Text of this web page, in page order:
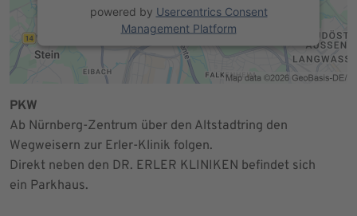
powered by Usercentrics Consent
Management Platform
PKW
Ab Nürnberg-Zentrum über den Altstadtring den
Wegweisern zur Erler-Klinik folgen.
Direkt neben den DR. ERLER KLINIKEN befindet sich
ein Parkhaus.